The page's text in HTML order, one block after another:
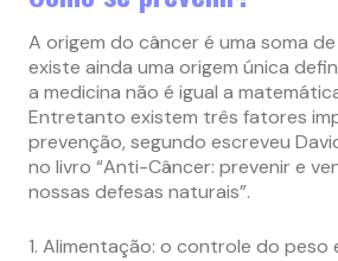
A origem do câncer é uma soma
existe ainda uma origem única
a medicina não é igual a
Entretanto existem três fatores
prevenção, segundo escreveu
no livro “Anti-Câncer: prevenir e
nossas defesas naturais”.
Alimentação: o controle do peso